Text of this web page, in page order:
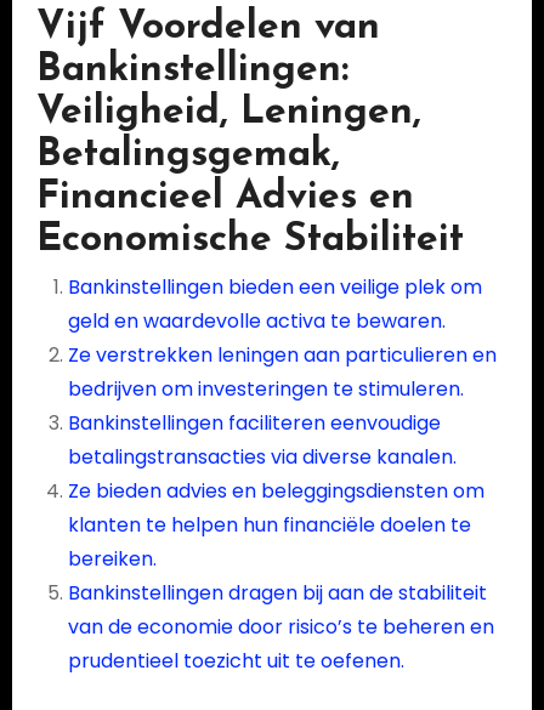
Vijf Voordelen van
Bankinstellingen:
Veiligheid, Leningen,
Betalingsgemak,
Financieel Advies en
Economische Stabiliteit
Bankinstellingen bieden een veilige plek om
geld en waardevolle activa te bewaren.
Ze verstrekken leningen aan particulieren en
bedrijven om investeringen te stimuleren.
Bankinstellingen faciliteren eenvoudige
betalingstransacties via diverse kanalen.
Ze bieden advies en beleggingsdiensten om
klanten te helpen hun financiële doelen te
bereiken.
Bankinstellingen dragen bij aan de stabiliteit
van de economie door risico’s te beheren en
prudentieel toezicht uit te oefenen.